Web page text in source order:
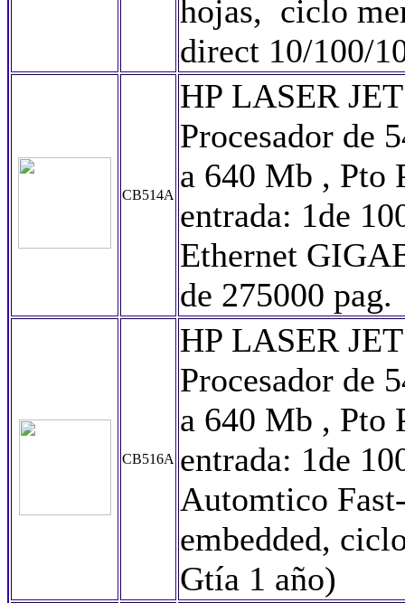
hojas, ciclo
direct 10/100/
CB514A
HP LASER
Procesador de
a 640 Mb , Pto
entrada: 1de
Ethernet
de 275000
CB516A
HP LASER
Procesador de
a 640 Mb , Pto
entrada: 1de
Automtico
embedded,
Gtía 1 año)